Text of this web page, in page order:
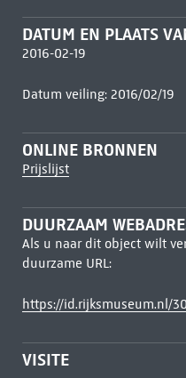
DATUM EN PLAATS
2016-02-19
Datum veiling: 2016/02/19
ONLINE BRONNEN
Prijslijst
DUURZAAM
Als u naar dit object wilt
duurzame URL:
https://id.rijksmuseum.nl/
VISITE